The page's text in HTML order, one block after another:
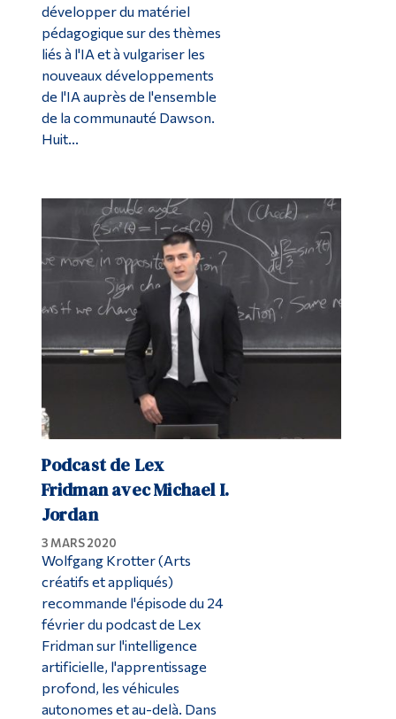
développer du matériel
pédagogique sur des thèmes
liés à l'IA et à vulgariser les
nouveaux développements
de l'IA auprès de l'ensemble
de la communauté Dawson.
Huit...
Podcast de Lex
Fridman avec Michael I.
Jordan
3 MARS 2020
Wolfgang Krotter (Arts
créatifs et appliqués)
recommande l'épisode du 24
février du podcast de Lex
Fridman sur l'intelligence
artificielle, l'apprentissage
profond, les véhicules
autonomes et au-delà. Dans